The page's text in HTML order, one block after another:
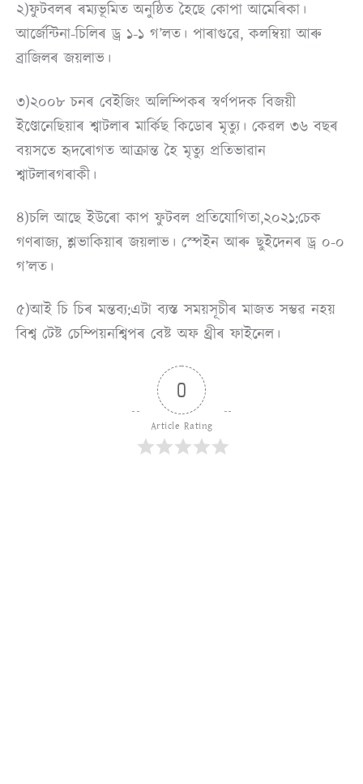
২)ফুটবলৰ ৰম্যভূমিত অনুষ্ঠিত হৈছে কোপা আমেৰিকা।
আৰ্জেন্টিনা-চিলিৰ ড্ৰ ১-১ গ’লত। পাৰাগুৱে, কলম্বিয়া আৰু
ব্ৰাজিলৰ জয়লাভ।
৩)২০০৮ চনৰ বেইজিং অলিম্পিকৰ স্বৰ্ণপদক বিজয়ী
ইণ্ডোনেছিয়াৰ শ্বাটলাৰ মার্কিছ কিডোৰ মৃত্যু। কেৱল ৩৬ বছৰ
বয়সতে হৃদৰোগত আক্ৰান্ত হৈ মৃত্যু প্ৰতিভাৱান
শ্বাটলাৰগৰাকী।
৪)চলি আছে ইউৰো কাপ ফুটবল প্ৰতিযোগিতা,২০২১:চেক
গণৰাজ্য, শ্লভাকিয়াৰ জয়লাভ। স্পেইন আৰু ছুইদেনৰ ড্ৰ ০-০
গ’লত।
৫)আই চি চিৰ মন্তব্য:এটা ব্যস্ত সময়সূচীৰ মাজত সম্ভৱ নহয়
বিশ্ব টেষ্ট চেম্পিয়নশ্বিপৰ বেষ্ট অফ থ্ৰীৰ ফাইনেল।
0
Article Rating